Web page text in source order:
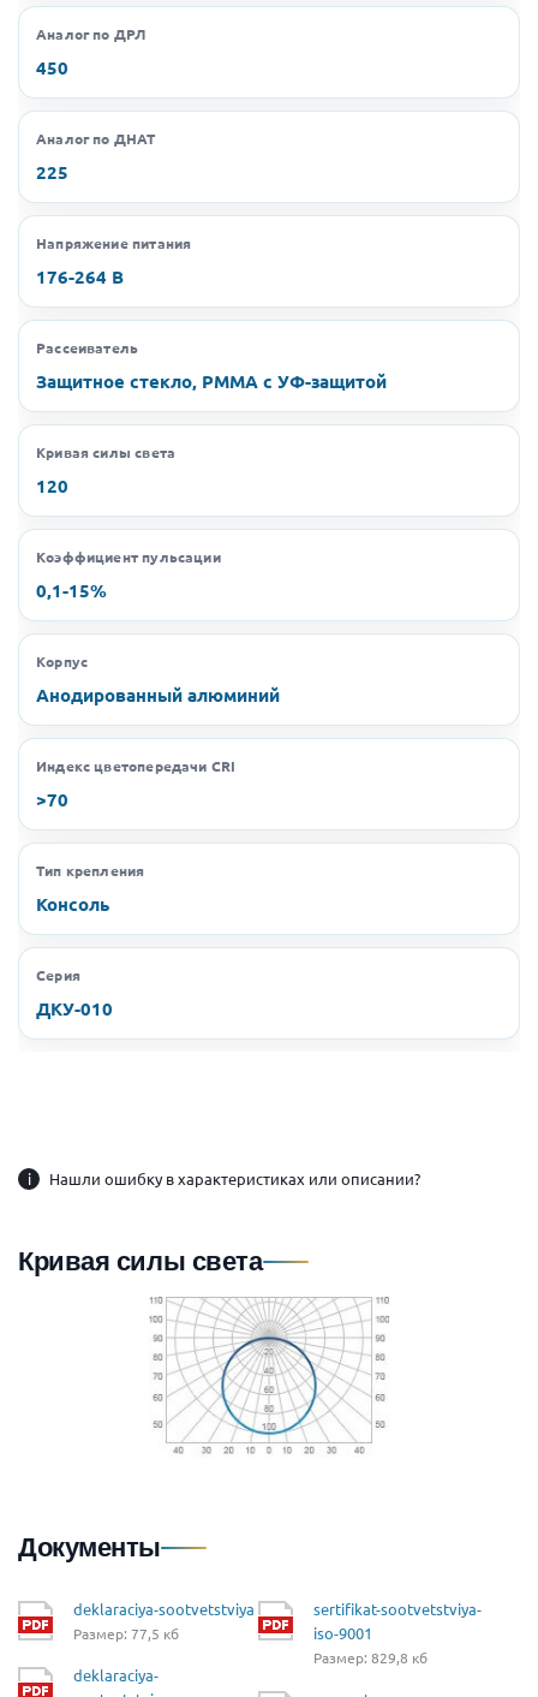
Аналог по ДРЛ
450
Аналог по ДНАТ
225
Напряжение питания
176-264 В
Рассеиватель
Защитное стекло, РММА с УФ-защитой
Кривая силы света
120
Коэффициент пульсации
0,1-15%
Корпус
Анодированный алюминий
Индекс цветопередачи CRI
>70
Тип крепления
Консоль
Серия
ДКУ-010
i Нашли ошибку в характеристиках или описании?
Кривая силы света
Документы
deklaraciya-sootvetstviya
Размер: 77,5 кб
deklaraciya-
sertifikat-sootvetstviya-
iso-9001
Размер: 829,8 кб